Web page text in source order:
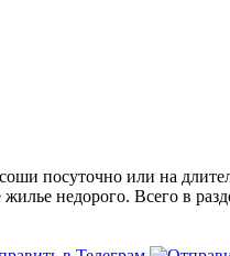
посуточно или на
недорого. Всего в